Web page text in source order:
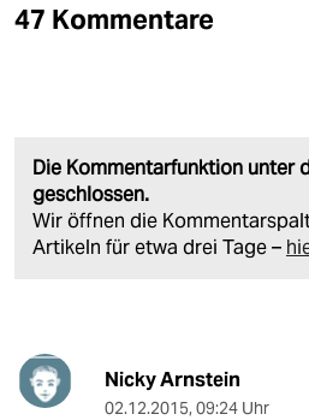
47 Kommentare
Die Kommentarfunktion unter
geschlossen.
Wir öffnen die
Artikeln für etwa drei Tage –
Nicky Arnstein
02.12.2015, 09:24 Uhr